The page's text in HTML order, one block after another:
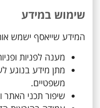
שימוש במידע
המידע שייאסף ישמש
מענה לפניות
מתן מידע בנוגע
משפטיים.
שיפור תכני האתר